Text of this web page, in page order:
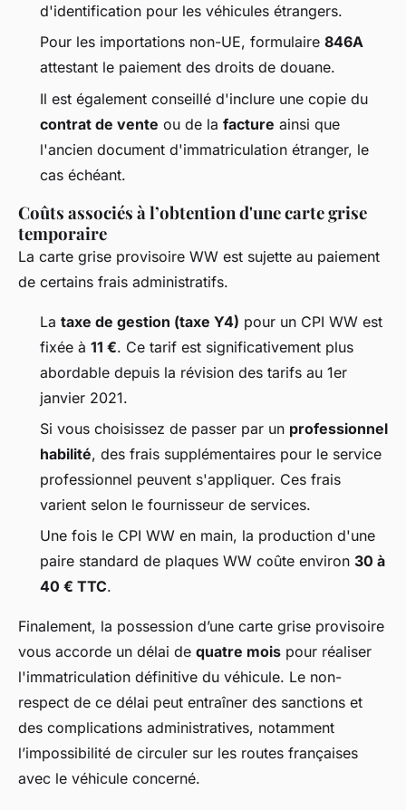
d'identification pour les véhicules étrangers.
Pour les importations non-UE, formulaire 846A
attestant le paiement des droits de douane.
Il est également conseillé d'inclure une copie du
contrat de vente ou de la facture ainsi que
l'ancien document d'immatriculation étranger, le
cas échéant.
Coûts associés à l’obtention d'une carte grise
temporaire
La carte grise provisoire WW est sujette au paiement
de certains frais administratifs.
La taxe de gestion (taxe Y4) pour un CPI WW est
fixée à 11 €. Ce tarif est significativement plus
abordable depuis la révision des tarifs au 1er
janvier 2021.
Si vous choisissez de passer par un professionnel
habilité, des frais supplémentaires pour le service
professionnel peuvent s'appliquer. Ces frais
varient selon le fournisseur de services.
Une fois le CPI WW en main, la production d'une
paire standard de plaques WW coûte environ 30 à
40 € TTC.
Finalement, la possession d’une carte grise provisoire
vous accorde un délai de quatre mois pour réaliser
l'immatriculation définitive du véhicule. Le non-
respect de ce délai peut entraîner des sanctions et
des complications administratives, notamment
l’impossibilité de circuler sur les routes françaises
avec le véhicule concerné.